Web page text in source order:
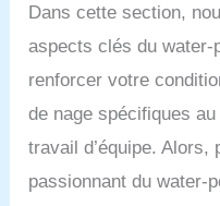
Dans cette section,
aspects clés du water-
renforcer votre
de nage spécifiques
travail d’équipe. Alors,
passionnant du water-